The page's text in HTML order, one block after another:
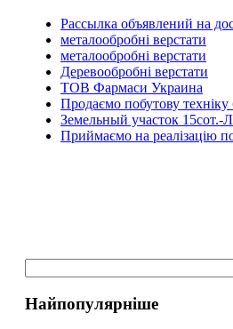
Рассылка объявлений на
металообробні верстати
металообробні верстати
Деревообробні верстати
ТОВ Фармаси Украина
Продаємо побутову
Земельный участок
Приймаємо на реалізацію
Найпопулярніше